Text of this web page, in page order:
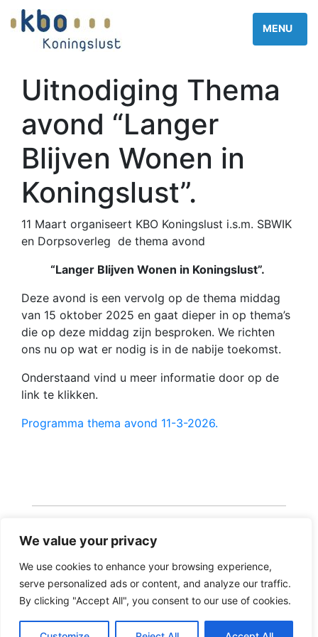
We value your privacy
We use cookies to enhance your browsing experience,
serve personalized ads or content, and analyze our traffic.
By clicking "Accept All", you consent to our use of cookies.
Uitnodiging Thema
avond “Langer
Blijven Wonen in
Koningslust”.
11 Maart organiseert KBO Koningslust i.s.m. SBWIK
en Dorpsoverleg de thema avond
“Langer Blijven Wonen in Koningslust”.
Deze avond is een vervolg op de thema middag
van 15 oktober 2025 en gaat dieper in op thema’s
die op deze middag zijn besproken. We richten
ons nu op wat er nodig is in de nabije toekomst.
Onderstaand vind u meer informatie door op de
link te klikken.
Programma thema avond 11-3-2026.
Copyright 2026 · Realisatie Europe Web Media ·